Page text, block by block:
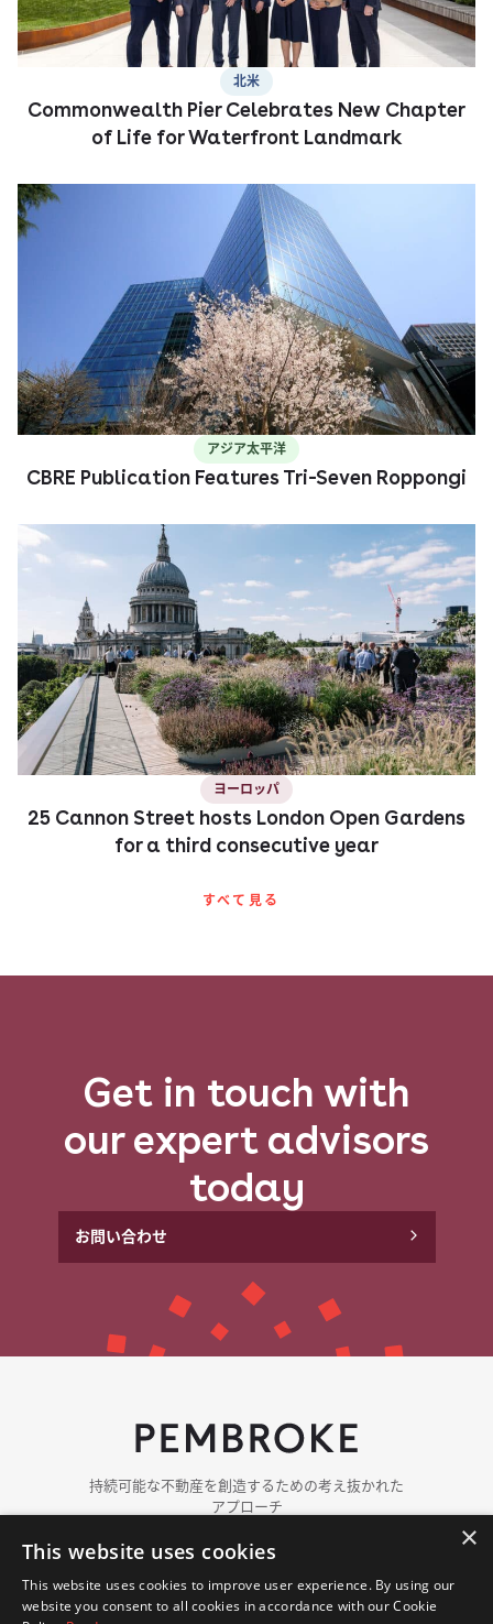
北米
Commonwealth Pier Celebrates New Chapter
of Life for Waterfront Landmark
アジア太平洋
CBRE Publication Features Tri-Seven Roppongi
ヨーロッパ
25 Cannon Street hosts London Open Gardens
for a third consecutive year
すべて​見る​
Get in touch with
our expert advisors
today
お問い​合わせ
持続可能な​​不動産を​​創造する​​ための​​考え抜かれた​​
アプローチ
ペンブロークに​ついて
ポートフォリオ
ニュース
×
This website uses cookies
This website uses cookies to improve user experience. By using our
website you consent to all cookies in accordance with our Cookie